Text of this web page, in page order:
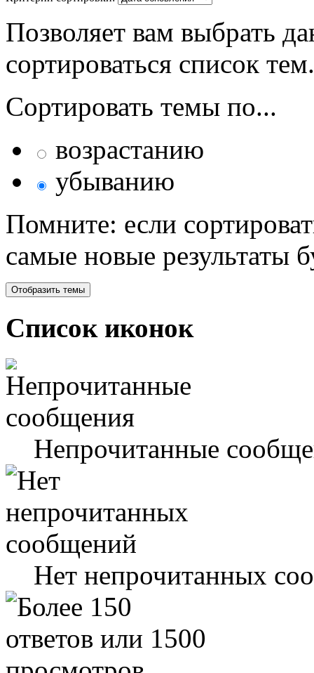
Позволяет вам выбрать
сортироваться список тем.
Сортировать темы по...
возрастанию
убыванию
Помните: если
самые новые результаты
Список иконок
Непрочитанные
Нет непрочитанных